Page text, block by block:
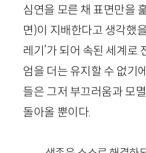
심연을 모른 채 표면만을
면)이 지배한다고 생각했
레기’가 되어 속된 세계로
엄을 더는 유지할 수 없기
들은 그저 부끄러움과 모
돌아올 뿐이다.